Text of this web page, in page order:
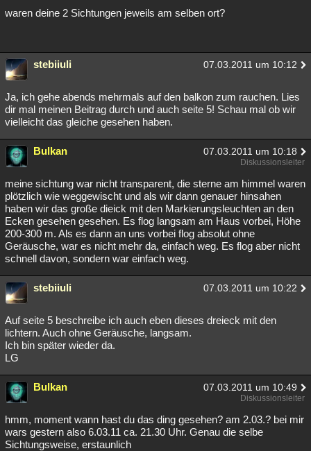
waren deine 2 Sichtungen jeweils am selben ort?
stebiiuli 07.03.2011 um 10:12
Ja, ich gehe abends mehrmals auf den balkon zum rauchen. Lies
dir mal meinen Beitrag durch und auch seite 5! Schau mal ob wir
vielleicht das gleiche gesehen haben.
Bulkan 07.03.2011 um 10:18
Diskussionsleiter
meine sichtung war nicht transparent, die sterne am himmel waren
plötzlich wie weggewischt und als wir dann genauer hinsahen
haben wir das große dieick mit den Markierungsleuchten an den
Ecken gesehen gesehen. Es flog langsam am Haus vorbei, Höhe
200-300 m. Als es dann an uns vorbei flog absolut ohne
Geräusche, war es nicht mehr da, einfach weg. Es flog aber nicht
schnell davon, sondern war einfach weg.
stebiiuli 07.03.2011 um 10:22
Auf seite 5 beschreibe ich auch eben dieses dreieck mit den
lichtern. Auch ohne Geräusche, langsam.
Ich bin später wieder da.
LG
Bulkan 07.03.2011 um 10:49
Diskussionsleiter
hmm, moment wann hast du das ding gesehen? am 2.03.? bei mir
wars gestern also 6.03.11 ca. 21.30 Uhr. Genau die selbe
Sichtungsweise, erstaunlich